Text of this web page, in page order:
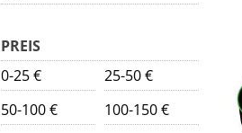
PREIS
0-25 €
25-50 €
50-100 €
100-150 €